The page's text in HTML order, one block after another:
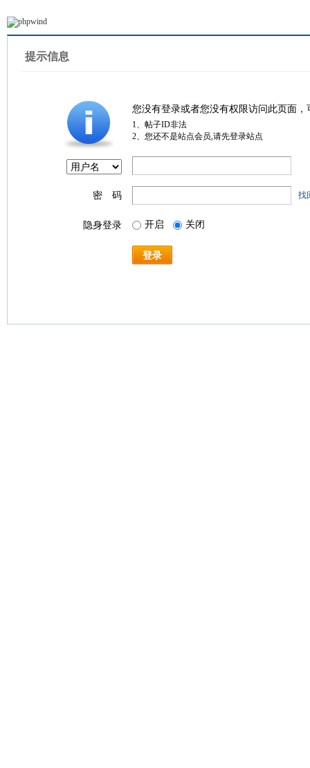
提示信息
您没有登录或者您没有权限访问此页面
1、帖子ID非法
2、您还不是站点会员,请先登录站点
密 码 找
隐身登录 开启 关闭
登录